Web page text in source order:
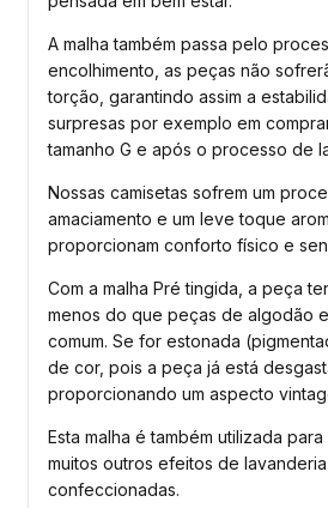
A malha também passa pelo
encolhimento, as peças não
torção, garantindo assim a
surpresas por exemplo em
tamanho G e após o processo de
Nossas camisetas sofrem um
amaciamento e um leve toque
proporcionam conforto físico e
Com a malha Pré tingida, a peça
menos do que peças de algodão
comum. Se for estonada
de cor, pois a peça já está
proporcionando um aspecto
Esta malha é também utilizada
muitos outros efeitos de
confeccionadas.